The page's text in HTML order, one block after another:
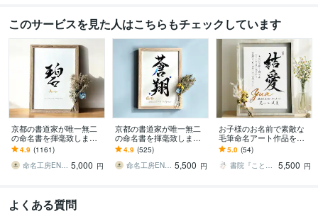
このサービスを見た人はこちらもチェックしています
京都の書道家が唯一無二
の命名書を揮毫致します
(A4サイズ 額縁付き) 出産
祝い お七夜 ギフト お宮参
り
4.9 (1161)
命名工房ENMUSUBI 5,000 円
京都の書道家が唯一無二
の命名書を揮毫致します
(A4サイズ 額縁付き) 水彩
デザイン ギフト お七夜
4.9 (525)
命名工房ENMUSUBI 5,500 円
お子様のお名前で素敵な
毛筆命名アート作品を作
ります 書道家の手書き命
名書による本格的アート
作品を誕生祝いの記念に
5.0 (54)
書院『ことのは』
5,500 円
よくある質問